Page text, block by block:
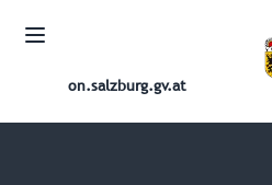
on.salzburg.gv.at